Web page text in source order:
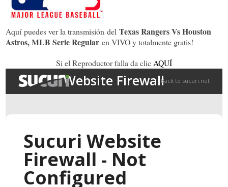
Aquí puedes ver la transmisión del Texas Rangers Vs Houston
Astros, MLB Serie Regular en VIVO y totalmente gratis!
Si el Reproductor falla da clic AQUÍ